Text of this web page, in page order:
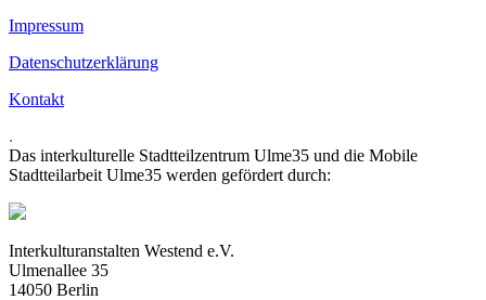
Impressum
Datenschutzerklärung
Kontakt
.
Das interkulturelle Stadtteilzentrum Ulme35 und die Mobile
Stadtteilarbeit Ulme35 werden gefördert durch:
Interkulturanstalten Westend e.V.
Ulmenallee 35
14050 Berlin